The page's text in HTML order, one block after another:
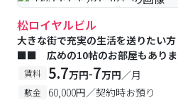
#予約受付中 #空室待ち
松ロイヤルビル
大きな街で充実の生活を送りたい
■■ 広めの10帖のお部屋もありま
賃料 5.7万円-7万円／月
敷金 60,000円／契約時お預り